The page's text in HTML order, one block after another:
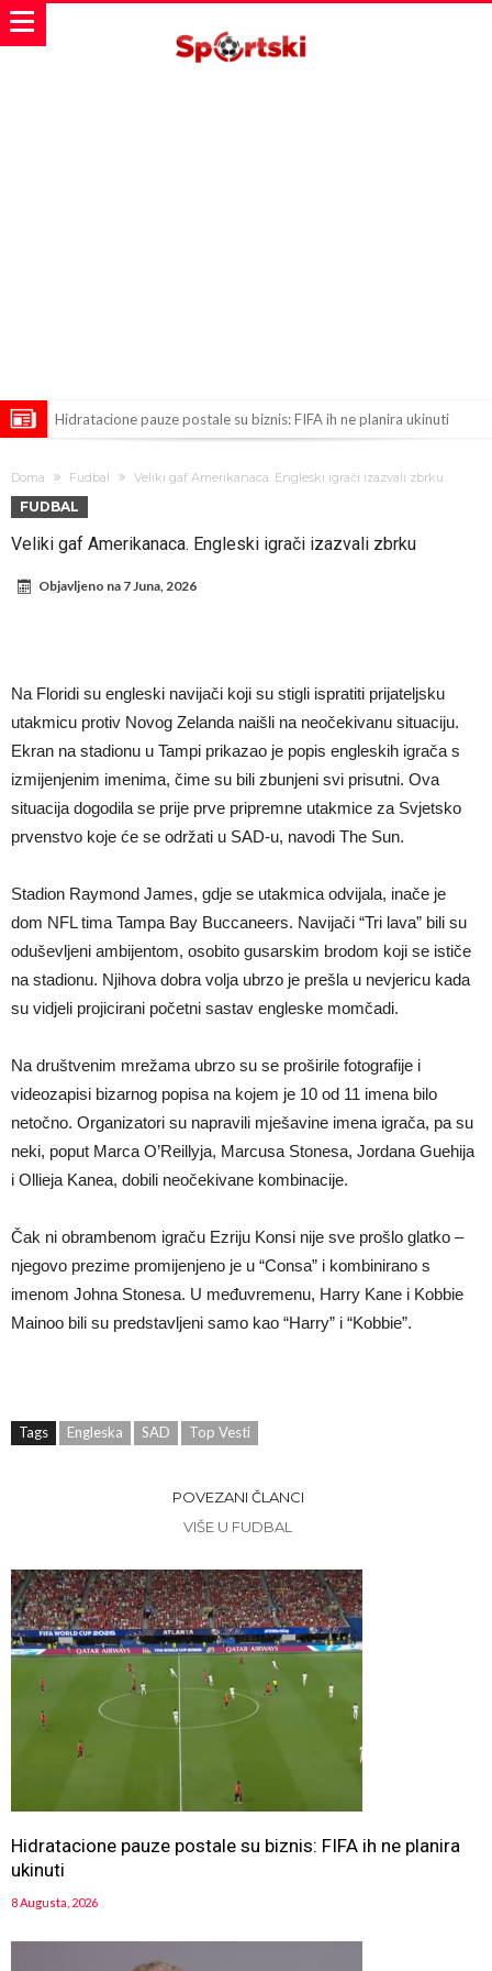
Hidratacione pauze postale su biznis: FIFA ih ne planira ukinuti
Infantino i ljubavnička veza: Kontroverzni detalji i novčana isplata iz
Mudrik se vratio na teren nakon više od 600 dana. Odmah ide na
pozajmicu?
Real Madrid je doneo odluku: Endrick prelazi u Premijer ligu!
Doma Fudbal Veliki gaf Amerikanaca. Engleski igrači izazvali zbrku
FUDBAL
Veliki gaf Amerikanaca. Engleski igrači izazvali zbrku
Objavljeno na 7 Juna, 2026
Na Floridi su engleski navijači koji su stigli ispratiti prijateljsku
utakmicu protiv Novog Zelanda naišli na neočekivanu situaciju.
Ekran na stadionu u Tampi prikazao je popis engleskih igrača s
izmijenjenim imenima, čime su bili zbunjeni svi prisutni. Ova
situacija dogodila se prije prve pripremne utakmice za Svjetsko
prvenstvo koje će se održati u SAD-u, navodi The Sun.
Stadion Raymond James, gdje se utakmica odvijala, inače je
dom NFL tima Tampa Bay Buccaneers. Navijači “Tri lava” bili su
oduševljeni ambijentom, osobito gusarskim brodom koji se ističe
na stadionu. Njihova dobra volja ubrzo je prešla u nevjericu kada
su vidjeli projicirani početni sastav engleske momčadi.
Na društvenim mrežama ubrzo su se proširile fotografije i
videozapisi bizarnog popisa na kojem je 10 od 11 imena bilo
netočno. Organizatori su napravili mješavine imena igrača, pa su
neki, poput Marca O’Reillyja, Marcusa Stonesa, Jordana Guehija
i Ollieja Kanea, dobili neočekivane kombinacije.
Čak ni obrambenom igraču Ezriju Konsi nije sve prošlo glatko –
njegovo prezime promijenjeno je u “Consa” i kombinirano s
imenom Johna Stonesa. U međuvremenu, Harry Kane i Kobbie
Mainoo bili su predstavljeni samo kao “Harry” i “Kobbie”.
Tags Engleska SAD Top Vesti
POVEZANI ČLANCI
VIŠE U FUDBAL
Hidratacione pauze postale su biznis: FIFA ih ne planira
ukinuti
8 Augusta, 2026